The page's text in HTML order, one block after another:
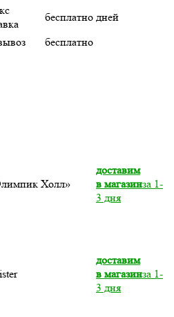
бесплатно дней
бесплатно
Холл»
доставим
в магазинза 1-
3 дня
доставим
в магазинза 1-
3 дня